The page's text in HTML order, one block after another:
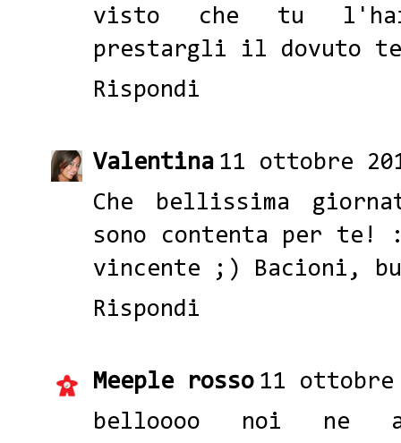
visto che tu l'hai
prestargli il dovuto
Rispondi
Valentina 11 ottobre
Che bellissima
sono contenta per
vincente ;) Bacioni,
Rispondi
Meeple rosso 11
belloooo noi ne